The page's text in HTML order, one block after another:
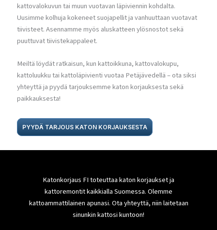
kattovalokuvun tai muun vuotavan läpiviennin kohdalta.
Uusimme kolhuja kokeneet suojapellit ja vanhuuttaan vuotavat
tiivisteet. Asennamme myös aluskatteen ylösnostot sekä
puuttuvat tiivistekappaleet.
Meiltä löydät ratkaisun, kun kattoikkuna, kattovalokupu,
kattoluukku tai kattoläpivienti vuotaa Petäjävedellä – ota siksi
yhteyttä ja pyydä tarjouksemme katon korjauksesta sekä
paikkauksesta!
PYYDÄ TARJOUS KATON KORJAUKSESTA
Katonkorjaus FI toteuttaa katon korjaukset ja
kattoremontit kaikkialla Suomessa. Olemme
kattoammattilainen apunasi. Ota yhteyttä, niin laitetaan
sinunkin kattosi kuntoon!